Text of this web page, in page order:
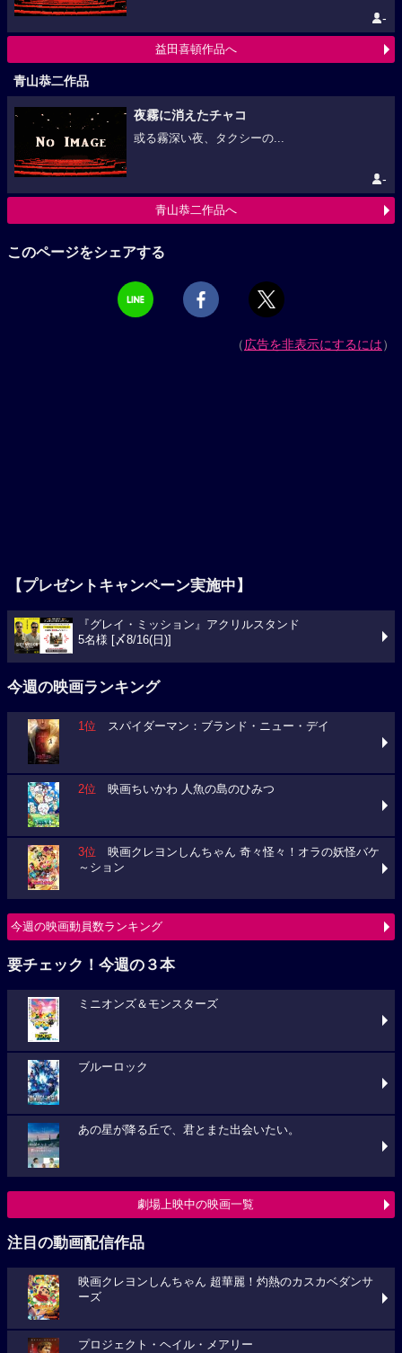
-
益田喜頓作品へ
青山恭二作品
夜霧に消えたチャコ
或る霧深い夜、タクシーの...
-
青山恭二作品へ
このページをシェアする
（広告を非表示にするには）
【プレゼントキャンペーン実施中】
『グレイ・ミッション』アクリルスタンド
5名様 [〆8/16(日)]
今週の映画ランキング
1位 スパイダーマン：ブランド・ニュー・デイ
2位 映画ちいかわ 人魚の島のひみつ
3位 映画クレヨンしんちゃん 奇々怪々！オラの妖怪バケ
～ション
今週の映画動員数ランキング
要チェック！今週の３本
ミニオンズ＆モンスターズ
ブルーロック
あの星が降る丘で、君とまた出会いたい。
劇場上映中の映画一覧
注目の動画配信作品
映画クレヨンしんちゃん 超華麗！灼熱のカスカベダンサ
ーズ
プロジェクト・ヘイル・メアリー